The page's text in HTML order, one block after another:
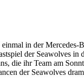
in der
der Seawolves
die ihr Team am
der Seawolves